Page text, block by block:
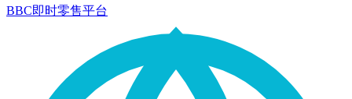
BBC即时零售平台